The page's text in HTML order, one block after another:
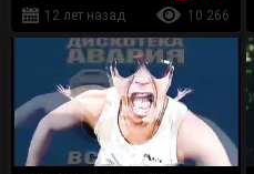
12 лет назад
10 266